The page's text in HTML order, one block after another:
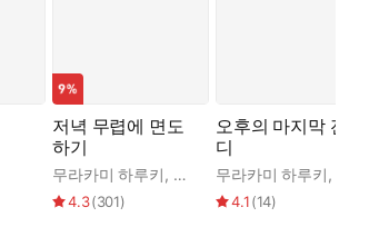
저녁 무렵에 면도
하기
무라카미 하루키, 권남희
4.3(301)
오후의 마지막 잔
디
무라카미 하루키,
4.1(14)